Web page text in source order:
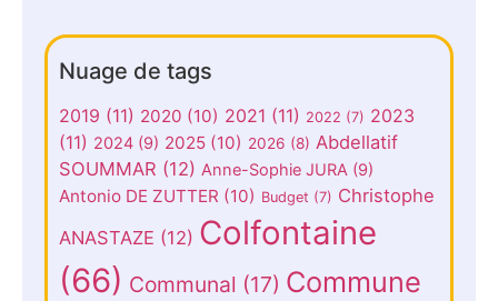
Nuage de tags
2019 (11) 2020 (10) 2021 (11) 2022 (7) 2023
(11) 2024 (9) 2025 (10) 2026 (8) Abdellatif
SOUMMAR (12) Anne-Sophie JURA (9)
Antonio DE ZUTTER (10) Budget (7) Christophe
ANASTAZE (12) Colfontaine
(66) Communal (17) Commune